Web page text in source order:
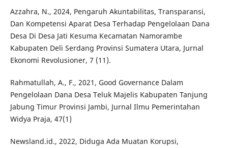
Azzahra, N., 2024, Pengaruh Akuntabilitas, Transparansi,
Dan Kompetensi Aparat Desa Terhadap Pengelolaan Dana
Desa Di Desa Jati Kesuma Kecamatan Namorambe
Kabupaten Deli Serdang Provinsi Sumatera Utara, Jurnal
Ekonomi Revolusioner, 7 (11).
Rahmatullah, A., F., 2021, Good Governance Dalam
Pengelolaan Dana Desa Teluk Majelis Kabupaten Tanjung
Jabung Timur Provinsi Jambi, Jurnal Ilmu Pemerintahan
Widya Praja, 47(1)
Newsland.id., 2022, Diduga Ada Muatan Korupsi,